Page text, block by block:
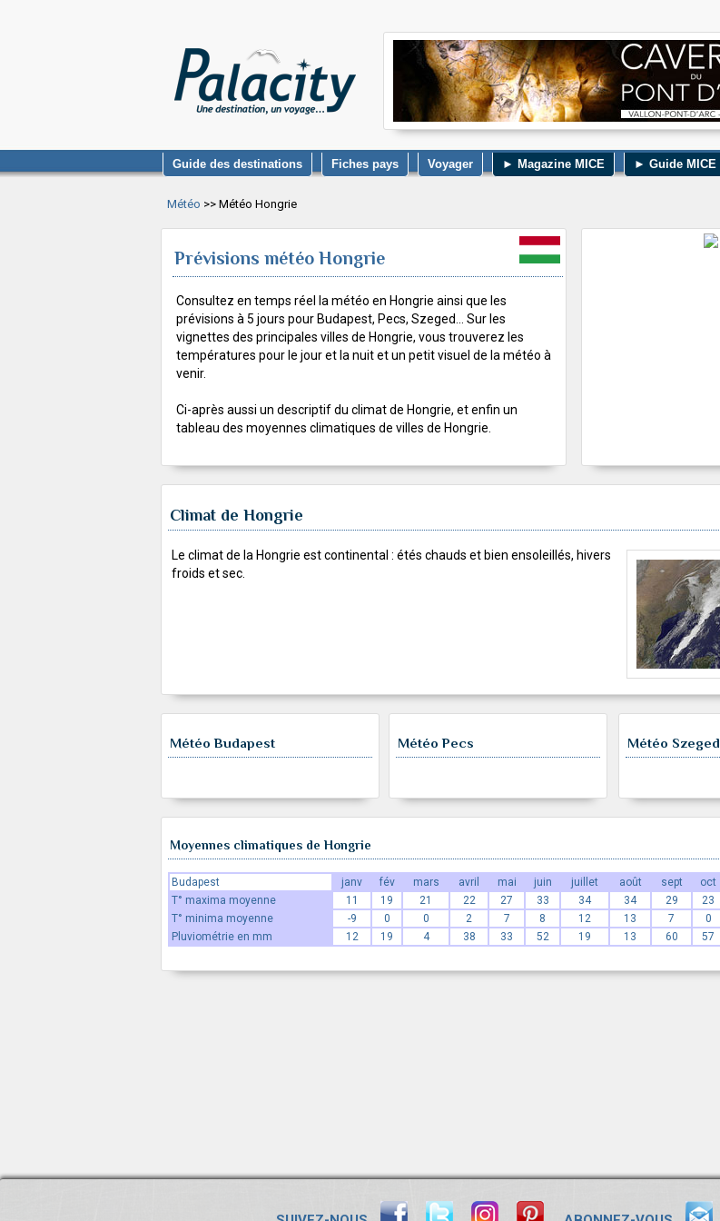
Guide des destinations Fiches pays Voyager ► Magazine MICE ► Guide MICE
Météo >> Météo Hongrie
Prévisions météo Hongrie
Consultez en temps réel la météo en Hongrie ainsi que les
prévisions à 5 jours pour Budapest, Pecs, Szeged... Sur les
vignettes des principales villes de Hongrie, vous trouverez les
températures pour le jour et la nuit et un petit visuel de la météo à
venir.
Ci-après aussi un descriptif du climat de Hongrie, et enfin un
tableau des moyennes climatiques de villes de Hongrie.
Climat de Hongrie
Le climat de la Hongrie est continental : étés chauds et bien ensoleillés, hivers
froids et sec.
Météo Budapest Météo Pecs Météo Szeged
Moyennes climatiques de Hongrie
Budapest janv fév mars avril mai juin juillet août sept oct
T° maxima moyenne
11 19 21 22 27 33 34 34 29 23
T° minima moyenne
-9 0 0 2 7 8 12 13 7 0
Pluviométrie en mm
12 19 4 38 33 52 19 13 60 57